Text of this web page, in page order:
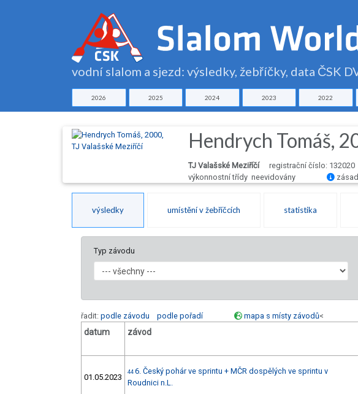
vodní slalom a sjezd: výsledky, žebříčky, data ČSK
2026 2025 2024 2023 2022
Hendrych Tomáš,
TJ Valašské Meziříčí
registrační číslo: 132020
výkonnostní třídy neevidovány
výsledky umístění v žebříčcích statistika
Typ závodu
řadit: podle závodu podle pořadí mapa s místy závodů<
datum závod
01.05.2023
44 6. Český pohár ve sprintu + MČR dospělých ve sprintu v
Roudnici n.L.